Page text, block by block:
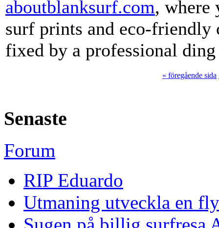
aboutblanksurf.com, where
surf prints and eco-friendly
fixed by a professional
« föregående sida
Senaste
Forum
RIP Eduardo
Utmaning utveckla en